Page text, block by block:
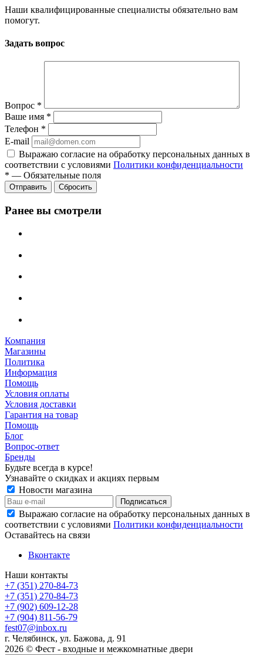
Наши квалифицированные специалисты обязательно вам
помогут.
Задать вопрос
Вопрос *
Ваше имя *
Телефон *
E-mail
Выражаю согласие на обработку персональных данных в
соответствии с условиями Политики конфиденциальности
* — Обязательные поля
Отправить Сбросить
Ранее вы смотрели
Компания
Магазины
Политика
Информация
Помощь
Условия оплаты
Условия доставки
Гарантия на товар
Помощь
Блог
Вопрос-ответ
Бренды
Будьте всегда в курсе!
Узнавайте о скидках и акциях первым
Новости магазина
Выражаю согласие на обработку персональных данных в
соответствии с условиями Политики конфиденциальности
Оставайтесь на связи
Вконтакте
Наши контакты
+7 (351) 270-84-73
+7 (351) 270-84-73
+7 (902) 609-12-28
+7 (904) 811-56-79
fest07@inbox.ru
г. Челябинск, ул. Бажова, д. 91
2026 © Фест - входные и межкомнатные двери